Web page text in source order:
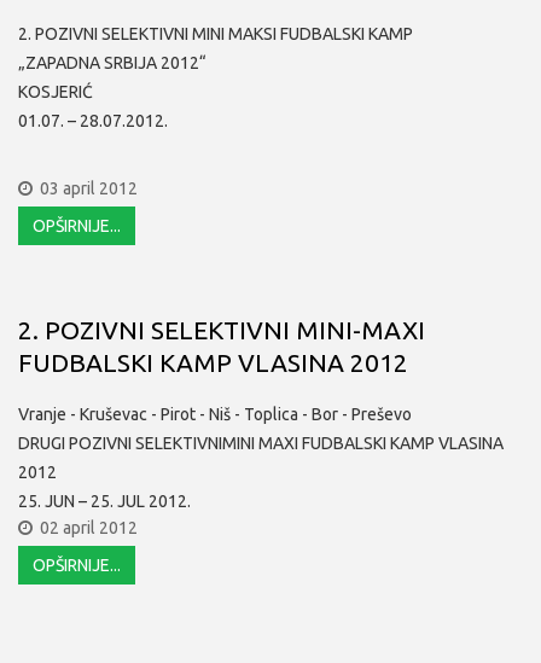
2. POZIVNI SELEKTIVNI MINI MAKSI FUDBALSKI KAMP
„ZAPADNA SRBIJA 2012“
KOSJERIĆ
01.07. – 28.07.2012.
03 april 2012
OPŠIRNIJE...
2. POZIVNI SELEKTIVNI MINI-MAXI
FUDBALSKI KAMP VLASINA 2012
Vranje - Kruševac - Pirot - Niš - Toplica - Bor - Preševo
DRUGI POZIVNI SELEKTIVNIMINI MAXI FUDBALSKI KAMP VLASINA
2012
25. JUN – 25. JUL 2012.
02 april 2012
OPŠIRNIJE...